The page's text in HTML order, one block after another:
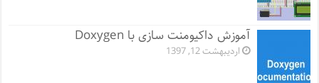
آموزش داکیومنت سازی با Doxygen
اردیبهشت 12, 1397